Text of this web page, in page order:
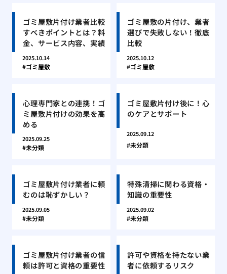
ゴミ屋敷片付け業者比較
すべきポイントとは？料
金、サービス内容、実績
2025.10.14
ゴミ屋敷
ゴミ屋敷の片付け、業者
選びで失敗しない！徹底
比較
2025.10.12
ゴミ屋敷
心理専門家との連携！ゴ
ミ屋敷片付けの効果を高
める
2025.09.25
未分類
ゴミ屋敷片付け後に！心
のケアとサポート
2025.09.12
未分類
ゴミ屋敷片付け業者に頼
むのは恥ずかしい？
2025.09.05
未分類
特殊清掃に関わる資格・
知識の重要性
2025.09.02
未分類
ゴミ屋敷片付け業者の信
頼は許可と資格の重要性
許可や資格を持たない業
者に依頼するリスク